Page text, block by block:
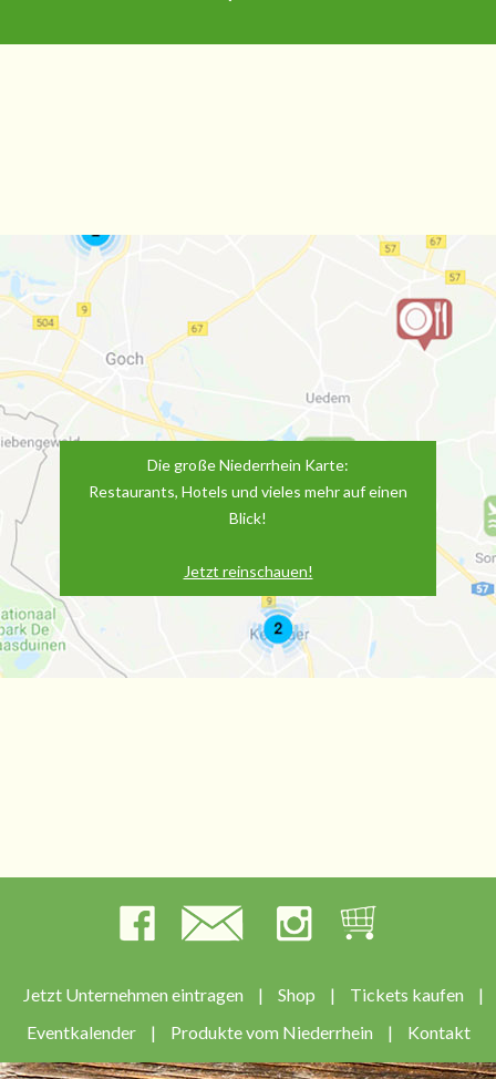
Die große Niederrhein Karte:
Restaurants, Hotels und vieles mehr auf einen
Blick!
Jetzt reinschauen!
Jetzt Unternehmen eintragen | Shop | Tickets kaufen
|
Eventkalender
| Produkte vom Niederrhein | Kontakt